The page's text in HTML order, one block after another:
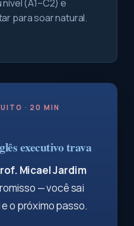
(A1–C2) e
para soar natural.
· 20 MIN
executivo trava
Micael Jardim
— você sai
o próximo passo.